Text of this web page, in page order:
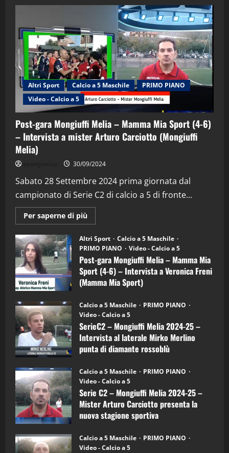
Altri Sport Calcio a 5 Maschile
PRIMO PIANO
Video - Calcio a 5
Post-gara Mongiuffi Melia – Mamma Mia Sport (4-6)
– Intervista a mister Arturo Carciotto (Mongiuffi
Melia)
30/09/2024
Sabato 28 Settembre 2024 prima giornata dal
campionato di Serie C2 di calcio a 5 di fronte...
Per saperne di più
informazioni
Post-
gara
Mongiuffi
Melia
–
Mamma
Mia
Sport
6)
–
Intervista
a
mister
Arturo
Carciotto
(Mongiuffi
Altri Sport
Calcio a 5 Maschile
PRIMO PIANO
Video - Calcio a 5
Post-gara Mongiuffi Melia – Mamma Mia
Sport (4-6) – Intervista a Veronica Freni
(Mamma Mia Sport)
Calcio a 5 Maschile
PRIMO PIANO
Video - Calcio a 5
SerieC2 – Mongiuffi Melia 2024-25 –
Intervista al laterale Mirko Merlino
punta di diamante rossoblù
Calcio a 5 Maschile
PRIMO PIANO
Video - Calcio a 5
Serie C2 – Mongiuffi Melia 2024-25 –
Mister Arturo Carciotto presenta la
nuova stagione sportiva
Calcio a 5 Maschile
PRIMO PIANO
Video - Calcio a 5
2
“SportEmpire” in Podcast: 29^ Puntata
(Martedi 28 Aprile 2026)
28/04/2026
3
"SportEmpire" in Podcast
“SportEmpire” in Podcast: 28^ Puntata
(Martedi 21 Aprile 2026)
21/04/2026
4
“SportEmpire” in Podcast: 27^ Puntata
(Martedi 14 Aprile 2026)
15/04/2026
5
“SportEmpire” in Podcast: 26^ Puntata
(Martedi 07 Aprile 2026)
08/04/2026
“SportEmpire” in Podcast: 30^ Puntata
(Martedi 05 Maggio 2026)